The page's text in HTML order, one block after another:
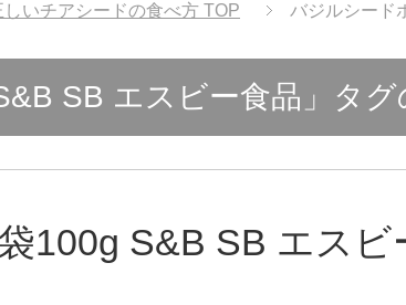
いチアシードの食べ方 TOP バジルシード
SB エスビー食品」タ
100g S&B SB エスビ